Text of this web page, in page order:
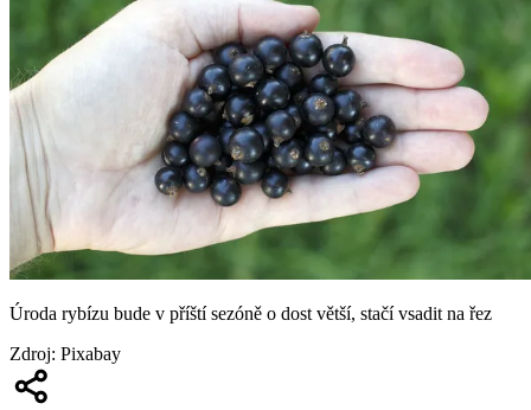
Úroda rybízu bude v příští sezóně o dost větší, stačí vsadit na řez
Zdroj: Pixabay